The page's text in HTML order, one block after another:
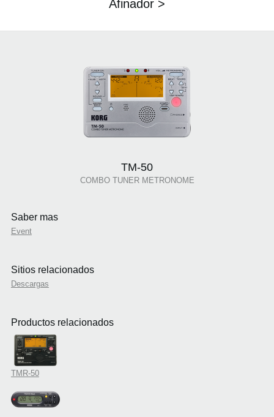
Afinador >
TM-50
COMBO TUNER METRONOME
Saber mas
Event
Sitios relacionados
Descargas
Productos relacionados
TMR-50